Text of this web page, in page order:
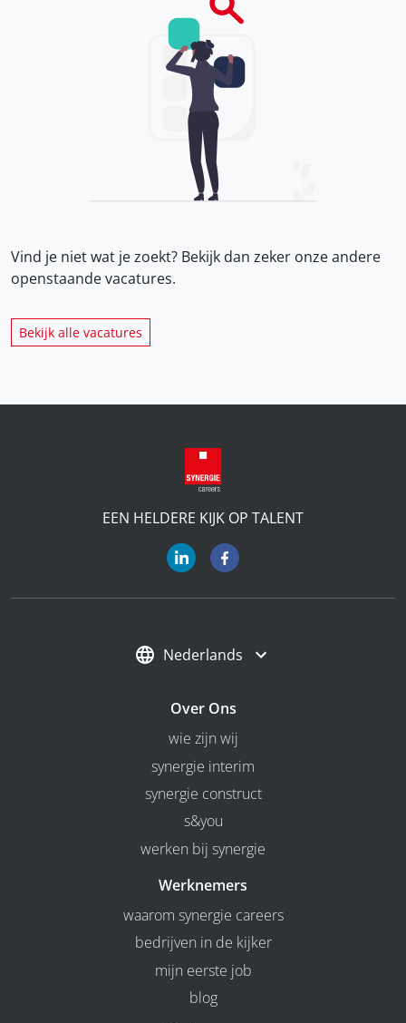
Vind je niet wat je zoekt? Bekijk dan zeker onzeandere
openstaande vacatures.
Bekijk alle vacatures
EEN HELDERE KIJK OP TALENT
Nederlands
Over Ons
wie zijn wij
synergie interim
synergie construct
s&you
werken bij synergie
Werknemers
waarom synergie careers
bedrijven in de kijker
mijn eerste job
blog